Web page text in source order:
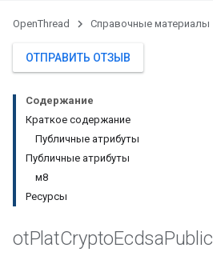
OpenThread Справочные материалы
ОТПРАВИТЬ ОТЗЫВ
Содержание
Краткое содержание
Публичные атрибуты
Публичные атрибуты
м8
Ресурсы
otPlatCryptoEcdsaPublic